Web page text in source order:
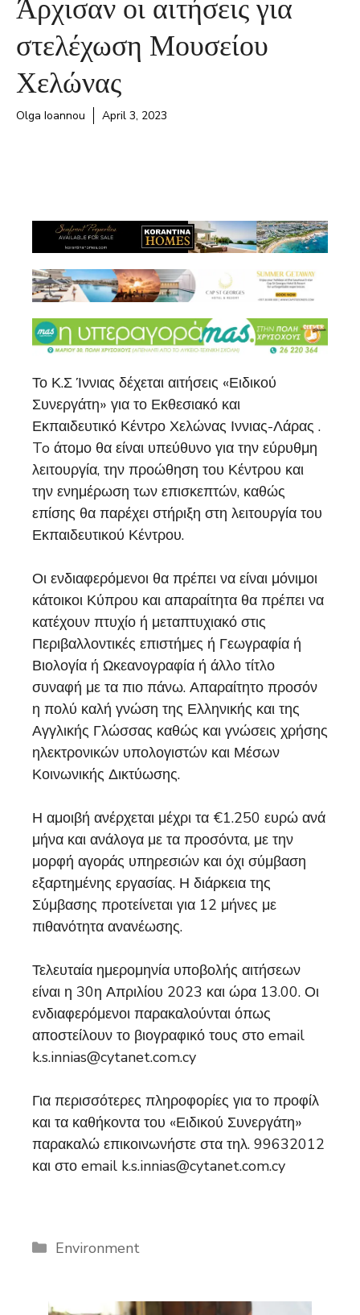
στελέχωση Μουσείου
Χελώνας
Olga Ioannou April 3, 2023
Το Κ.Σ Ίννιας δέχεται αιτήσεις «Ειδικού
Συνεργάτη» για το Εκθεσιακό και
Εκπαιδευτικό Κέντρο Χελώνας Ιννιας-Λάρας .
To άτομο θα είναι υπεύθυνο για την εύρυθμη
λειτουργία, την προώθηση του Κέντρου και
την ενημέρωση των επισκεπτών, καθώς
επίσης θα παρέχει στήριξη στη λειτουργία του
Εκπαιδευτικού Κέντρου.
Οι ενδιαφερόμενοι θα πρέπει να είναι μόνιμοι
κάτοικοι Κύπρου και απαραίτητα θα πρέπει να
κατέχουν πτυχίο ή μεταπτυχιακό στις
Περιβαλλοντικές επιστήμες ή Γεωγραφία ή
Βιολογία ή Ωκεανογραφία ή άλλο τίτλο
συναφή με τα πιο πάνω. Απαραίτητο προσόν
η πολύ καλή γνώση της Ελληνικής και της
Αγγλικής Γλώσσας καθώς και γνώσεις χρήσης
ηλεκτρονικών υπολογιστών και Μέσων
Κοινωνικής Δικτύωσης.
Η αμοιβή ανέρχεται μέχρι τα €1.250 ευρώ ανά
μήνα και ανάλογα με τα προσόντα, με την
μορφή αγοράς υπηρεσιών και όχι σύμβαση
εξαρτημένης εργασίας. Η διάρκεια της
Σύμβασης προτείνεται για 12 μήνες με
πιθανότητα ανανέωσης.
Τελευταία ημερομηνία υποβολής αιτήσεων
είναι η 30η Απριλίου 2023 και ώρα 13.00. Οι
ενδιαφερόμενοι παρακαλούνται όπως
αποστείλουν το βιογραφικό τους στο email
k.s.innias@cytanet.com.cy
Για περισσότερες πληροφορίες για το προφίλ
και τα καθήκοντα του «Ειδικού Συνεργάτη»
παρακαλώ επικοινωνήστε στα τηλ. 99632012
και στο email k.s.innias@cytanet.com.cy
Categories
Environment